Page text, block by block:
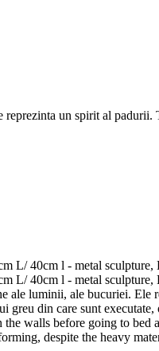
un spirit al
L/ 40cm l - metal
L/ 40cm l - metal
ale luminii, ale bucuriei.
din care sunt
walls before going to
despite the heavy